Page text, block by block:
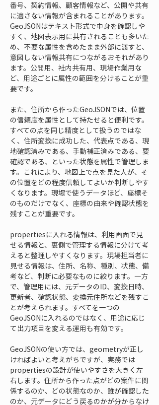
番号、契約情報、顧客情報など、公開や共有
に適さない情報が含まれることがあります。
GeoJSONはテキスト形式で中身を確認しや
すく、地図表示用に共有されることも多いた
め、不要な属性を含めたまま外部に渡すと、
意図しない情報共有につながるおそれがあり
ます。公開用、社内共有用、現場作業用な
ど、用途ごとに属性の範囲を分けることが重
要です。
また、住所から作ったGeoJSONでは、位置
の信頼度を属性として持たせると便利です。
すべての点を同じ精度として扱うのではな
く、住所変換に成功した、代表点である、現
地確認済みである、手動補正済みである、要
確認である、といった状態を属性で管理しま
す。これにより、地図上で点を見た人が、そ
の位置をどの程度信頼してよいか判断しやす
くなります。現場で使うデータほど、座標そ
のものだけでなく、座標の由来や確認状態を
残すことが重要です。
propertiesに入れる情報は、利用画面で見
せる情報と、裏側で管理する情報に分けて考
えると整理しやすくなります。現場担当者に
見せる情報は、住所、名称、種別、状態、備
考など、判断に必要なものに絞ります。一方
で、管理用には、元データのID、変換日時、
更新者、確認状態、変換元住所などを残すこ
とが考えられます。すべてを一つの
GeoJSONに入れるのではなく、用途に応じ
て出力項目を変える運用も有効です。
GeoJSONの使い方では、geometryが正し
ければよいと考えがちですが、実務では
propertiesの設計が使いやすさを大きく左
右します。住所から作った点がどの案件に関
係するのか、どの状態なのか、誰が確認した
のか、元データにどう戻るのかが分からなけ